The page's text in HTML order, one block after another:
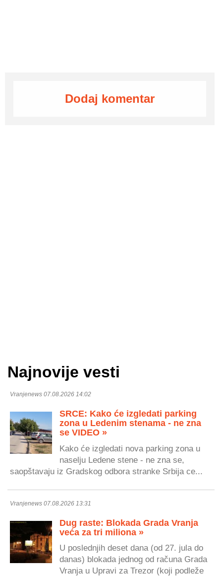
Dodaj komentar
Najnovije vesti
Vranjenews 07.08.2026 14:02
SRCE: Kako će izgledati parking
zona u Ledenim stenama - ne zna
se VIDEO »
Kako će izgledati nova parking zona u
naselju Ledene stene - ne zna se,
saopštavaju iz Gradskog odbora stranke Srbija ce...
Vranjenews 07.08.2026 13:31
Dug raste: Blokada Grada Vranja
veća za tri miliona »
U poslednjih deset dana (od 27. jula do
danas) blokada jednog od računa Grada
Vranja u Upravi za Trezor (koji podleže